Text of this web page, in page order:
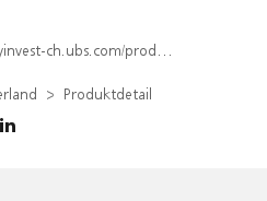
produkt/detail/index/isin/CH1579769469
Produktdetail